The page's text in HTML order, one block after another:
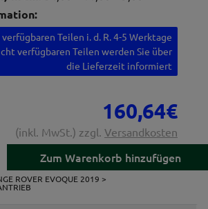
verfügbaren Teilen i. d. R. 4-5 Werktage
verfügbaren Teilen werden Sie über
die Lieferzeit informiert
160,64€
(inkl. MwSt.) zzgl. Versandkosten
ROVER EVOQUE 2019 >